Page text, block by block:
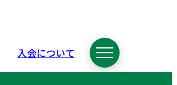
入会について